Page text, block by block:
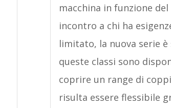
macchina in funzione
incontro a chi ha
limitato, la nuova serie è
queste classi sono
coprire un range di
risulta essere flessibile